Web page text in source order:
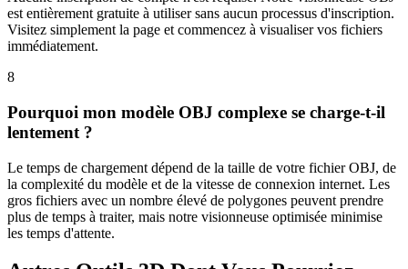
est entièrement gratuite à utiliser sans aucun processus d'inscription.
Visitez simplement la page et commencez à visualiser vos fichiers
immédiatement.
8
Pourquoi mon modèle OBJ complexe se charge-t-il
lentement ?
Le temps de chargement dépend de la taille de votre fichier OBJ, de
la complexité du modèle et de la vitesse de connexion internet. Les
gros fichiers avec un nombre élevé de polygones peuvent prendre
plus de temps à traiter, mais notre visionneuse optimisée minimise
les temps d'attente.